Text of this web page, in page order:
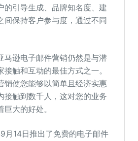
的引导生成、品牌知名度、建
间保持客户参与度，通过不同
马逊电子邮件营销仍然是与潜
触和互动的最佳方式之一。
销使您能够以简单且经济实惠
接触到数千人，这对您的业务
大的好处。
月14日推出了免费的电子邮件